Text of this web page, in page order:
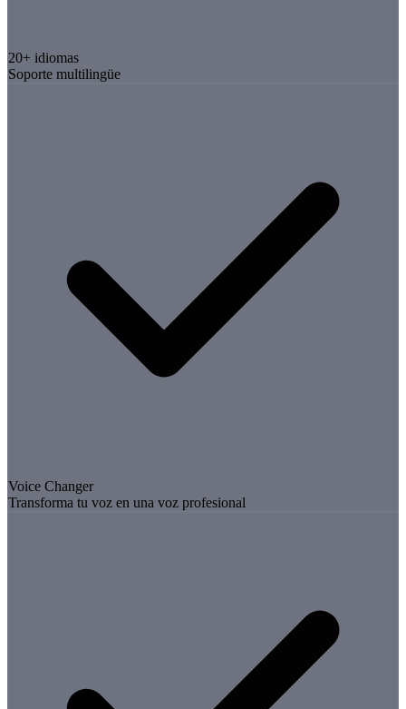
20+ idiomas
Soporte multilingüe
Voice Changer
Transforma tu voz en una voz profesional